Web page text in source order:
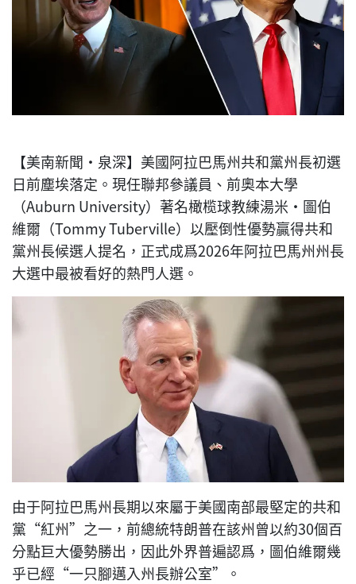
【美南新聞·泉深】美國阿拉巴馬州共和黨州長初選
日前塵埃落定。現任聯邦參議員、前奧本大學
（Auburn University）著名橄榄球教練湯米·圖伯
維爾（Tommy Tuberville）以壓倒性優勢贏得共和
黨州長候選人提名，正式成爲2026年阿拉巴馬州州長
大選中最被看好的熱門人選。
由于阿拉巴馬州長期以來屬于美國南部最堅定的共和
黨“紅州”之一，前總統特朗普在該州曾以約30個百
分點巨大優勢勝出，因此外界普遍認爲，圖伯維爾幾
乎已經“一只腳邁入州長辦公室”。